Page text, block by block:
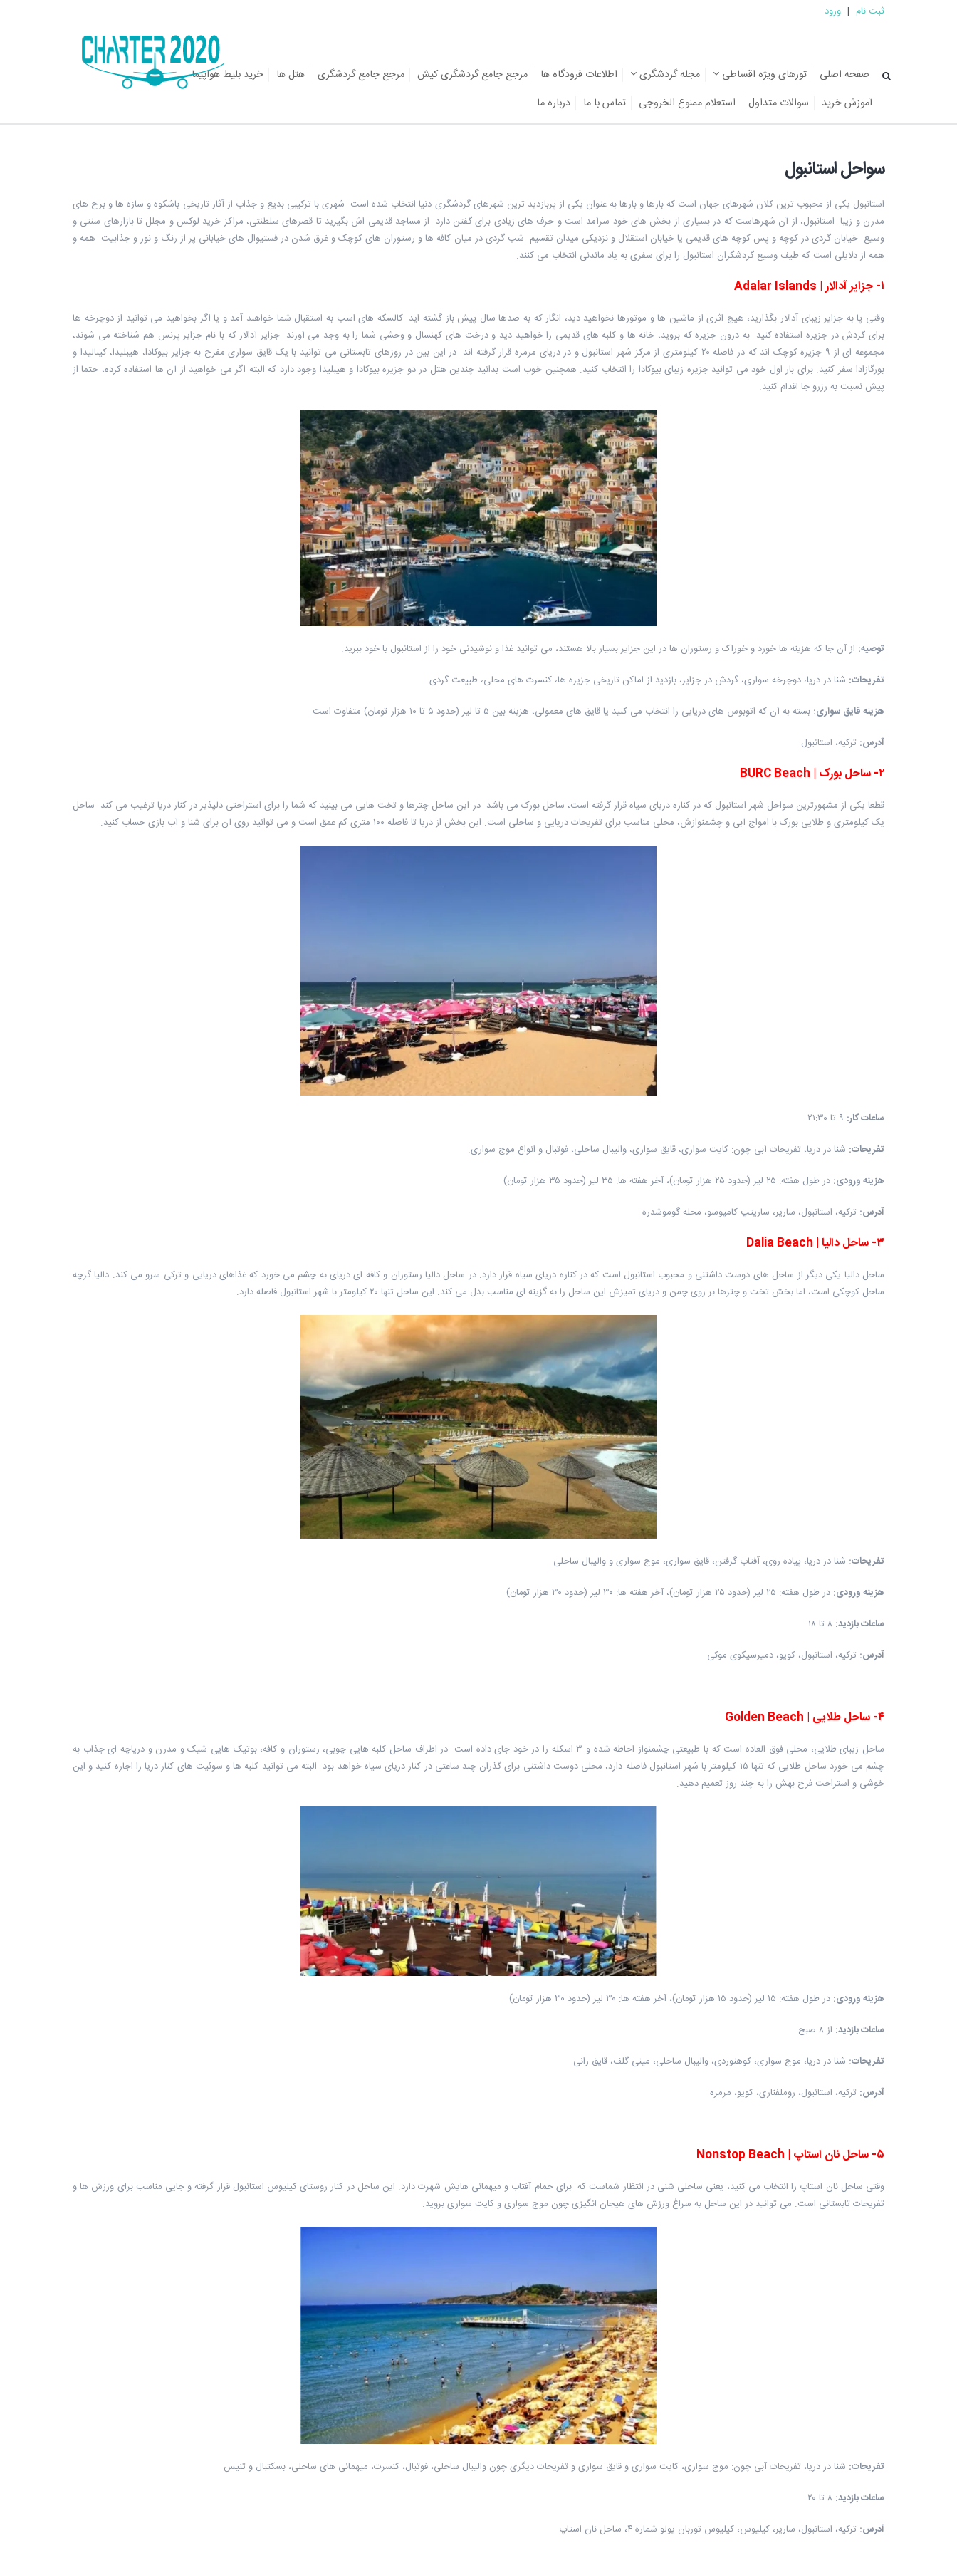
ثبت نام | ورود
صفحه اصلی تورهای ویژه اقساطی مجله گردشگری اطلاعات فرودگاه ها مرجع جامع گردشگری کیش مرجع جامع گردشگری هتل ها
خرید بلیط هواپیما
آموزش خرید
سوالات متداول استعلام ممنوع الخروجی تماس با ما درباره ما
سواحل استانبول
استانبول یکی از محبوب ترین کلان شهرهای جهان است که بارها و بارها به عنوان یکی از پربازدید ترین شهرهای گردشگری دنیا انتخاب شده است. شهری با ترکیبی بدیع و جذاب از آثار تاریخی باشکوه و سازه ها و برج های
مدرن و زیبا. استانبول، از آن شهرهاست که در بسیاری از بخش های خود سرآمد است و حرف های زیادی برای گفتن دارد. از مساجد قدیمی اش بگیرید تا قصرهای سلطنتی، مراکز خرید لوکس و مجلل تا بازارهای سنتی و
وسیع. خیابان گردی در کوچه و پس کوچه های قدیمی یا خیابان استقلال و نزدیکی میدان تقسیم. شب گردی در میان کافه ها و رستوران های کوچک و غرق شدن در فستیوال های خیابانی پر از رنگ و نور و جذابیت. همه و
همه از دلایلی است که طیف وسیع گردشگران استانبول را برای سفری به یاد ماندنی انتخاب می کنند.
۱-جزایر آدالار|
وقتی پا به جزایر زیبای آدالار بگذارید، هیچ اثری از ماشین ها و موتورها نخواهید دید، انگار که به صدها سال پیش باز گشته اید. کالسکه های اسب به استقبال شما خواهند آمد و یا اگر بخواهید می توانید از دوچرخه ها
برای گردش در جزیره استفاده کنید. به درون جزیره که بروید، خانه ها و کلبه های قدیمی را خواهید دید و درخت های کهنسال و وحشی شما را به وجد می آورند. جزایر آدالار که با نام جزایر پرنس هم شناخته می شوند،
مجموعه ای از ۹ جزیره کوچک اند که در فاصله ۲۰ کیلومتری از مرکز شهر استانبول و در دریای مرمره قرار گرفته اند. در این بین در روزهای تابستانی می توانید با یک قایق سواری مفرح به جزایر بیوکادا، هیبلیدا، کینالیدا و
بورگازادا سفر کنید. برای بار اول خود می توانید جزیره زیبای بیوکادا را انتخاب کنید. همچنین خوب است بدانید چندین هتل در دو جزیره بیوکادا و هیبلیدا وجود دارد که البته اگر می خواهید از آن ها استفاده کرده، حتما از
پیش نسبت به رزرو جا اقدام کنید.
توصیه: از آن جا که هزینه ها خورد و خوراک و رستوران ها در این جزایر بسیار بالا هستند، می توانید غذا و نوشیدنی خود را از استانبول با خود ببرید.
تفریحات: شنا در دریا، دوچرخه سواری، گردش در جزایر، بازدید از اماکن تاریخی جزیره ها، کنسرت های محلی، طبیعت گردی
هزینه قایق سواری: بسته به آن که اتوبوس های دریایی را انتخاب می کنید یا قایق های معمولی، هزینه بین ۵ تا لیر (حدود ۵ تا ۱۰ هزار تومان) متفاوت است.
آدرس: ترکیه، استانبول
۲-ساحل بورک |
قطعا یکی از مشهورترین سواحل شهر استانبول که در کناره دریای سیاه قرار گرفته است، ساحل بورک می باشد. در این ساحل چترها و تخت هایی می بینید که شما را برای استراحتی دلپذیر در کنار دریا ترغیب می کند. ساحل
یک کیلومتری و طلایی بورک با امواج آبی و چشمنوازش، محلی مناسب برای تفریحات دریایی و ساحلی است. این بخش از دریا تا فاصله ۱۰۰ متری کم عمق است و می توانید روی آن برای شنا و آب بازی حساب کنید.
ساعات کار:
تفریحات: شنا در دریا، تفریحات آبی چون: کایت سواری، قایق سواری، والیبال ساحلی، فوتبال و انواع موج سواری.
هزینه ورودی: در طول هفته: ۲۵ لیر (حدود ۲۵ هزار تومان)، آخر هفته ها: ۳۵ لیر (حدود ۳۵ هزار تومان)
آدرس: ترکیه، استانبول، ساریر، ساریتپ کامپوسو، محله گوموشدره
۳-ساحل دالیا|
ساحل دالیا یکی دیگر از ساحل های دوست داشتنی و محبوب استانبول است که در کناره دریای سیاه قرار دارد. در ساحل دالیا رستوران و کافه ای دریای به چشم می خورد که غذاهای دریایی و ترکی سرو می کند. دالیا گرچه
ساحل کوچکی است، اما بخش تخت و چترها بر روی چمن و دریای تمیزش این ساحل را به گزینه ای مناسب بدل می کند. این ساحل تنها ۲۰ کیلومتر با شهر استانبول فاصله دارد.
تفریحات: شنا در دریا، پیاده روی، آفتاب گرفتن، قایق سواری، موج سواری و والیبال ساحلی
هزینه ورودی: در طول هفته: ۲۵ لیر (حدود ۲۵ هزار تومان)، آخر هفته ها: ۳۰ لیر (حدود ۳۰ هزار تومان)
ساعات بازدید:
آدرس: ترکیه، استانبول، کویو، دمیرسیکوی موکی
۴-ساحل طلایی |
ساحل زیبای طلایی، محلی فوق العاده است که با طبیعتی چشمنواز احاطه شده و ۳ اسکله را در خود جای داده است. در اطراف ساحل کلبه هایی چوبی، رستوران و کافه، بوتیک هایی شیک و مدرن و دریاچه ای جذاب به
چشم می خورد.ساحل طلایی که تنها ۱۵ کیلومتر با شهر استانبول فاصله دارد، محلی دوست داشتنی برای گذران چند ساعتی در کنار دریای سیاه خواهد بود. البته می توانید کلبه ها و سوئیت های کنار دریا را اجاره کنید و این
خوشی و استراحت فرح بهش را به چند روز تعمیم دهید.
هزینه ورودی: در طول هفته: ۱۵ لیر (حدود ۱۵ هزار تومان)، آخر هفته ها: ۳۰ لیر (حدود ۳۰ هزار تومان)
ساعات بازدید: از ۸ صبح
تفریحات: شنا در دریا، موج سواری، کوهنوردی، والیبال ساحلی، مینی گلف، قایق رانی
آدرس: ترکیه، استانبول، روملفناری، کویو، مرمره
۵-ساحل نان استاپ |
وقتی ساحل نان استاپ را انتخاب می کنید، یعنی ساحلی شنی در انتظار شماست که برای حمام آفتاب و میهمانی هایش شهرت دارد. این ساحل در کنار روستای کیلیوس استانبول قرار گرفته و جایی مناسب برای ورزش ها و
تفریحات تابستانی است. می توانید در این ساحل به سراغ ورزش های هیجان انگیزی چون موج سواری و کایت سواری بروید.
تفریحات: شنا در دریا، تفریحات آبی چون: موج سواری، کایت سواری و قایق سواری و تفریحات دیگری چون والیبال ساحلی، فوتبال، کنسرت، میهمانی های ساحلی، بسکتبال و تنیس
ساعات بازدید:
آدرس: ترکیه، استانبول، ساریر، کیلیوس، کیلیوس توربان یولو شماره ۴، ساحل نان استاپ